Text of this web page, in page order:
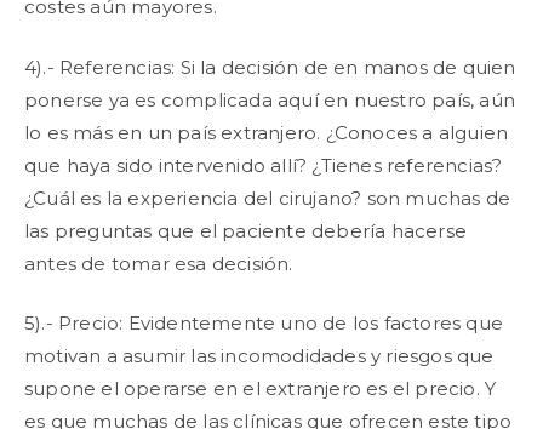
costes aún mayores.
4).- Referencias: Si la decisión de en manos de quien
ponerse ya es complicada aquí en nuestro país, aún
lo es más en un país extranjero. ¿Conoces a alguien
que haya sido intervenido allí? ¿Tienes referencias?
¿Cuál es la experiencia del cirujano? son muchas de
las preguntas que el paciente debería hacerse
antes de tomar esa decisión.
5).- Precio: Evidentemente uno de los factores que
motivan a asumir las incomodidades y riesgos que
supone el operarse en el extranjero es el precio. Y
es que muchas de las clínicas que ofrecen este tipo